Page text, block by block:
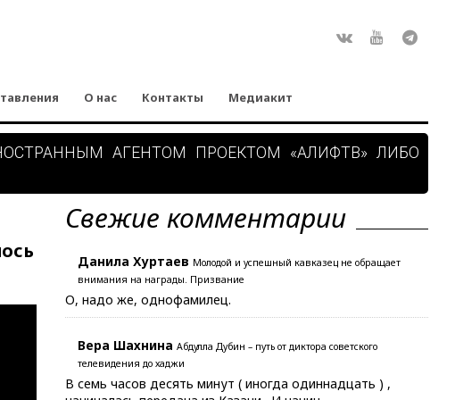
О нас Контакты Медиакит
АГЕНТОМ ПРОЕКТОМ «АЛИФТВ» ЛИБО
Свежие комментарии
Данила Хуртаев Молодой и успешный кавказец не обращает
внимания на награды. Призвание
О, надо же, однофамилец.
Вера Шахнина Абдулла Дубин – путь от диктора советского
телевидения до хаджи
В семь часов десять минут ( иногда одиннадцать ) ,